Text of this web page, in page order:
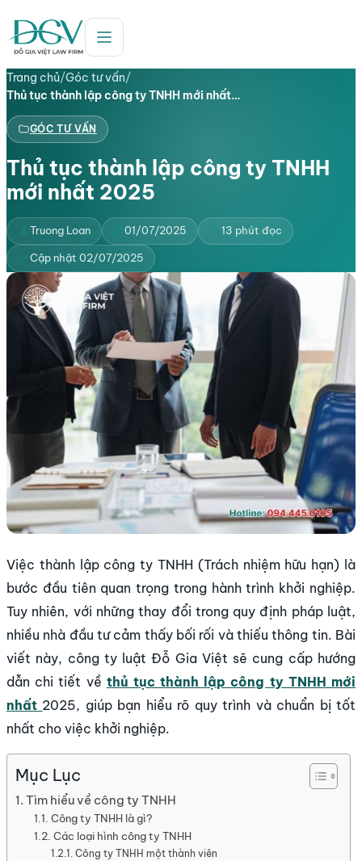
Trang chủ/Góc tư vấn/
Thủ tục thành lập công ty TNHH mới nhất…
GÓC TƯ VẤN
Thủ tục thành lập công ty TNHH
mới nhất 2025
Truong Loan 01/07/2025 13 phút đọc
Cập nhật 02/07/2025
Việc thành lập công ty TNHH (Trách nhiệm hữu hạn) là
bước đầu tiên quan trọng trong hành trình khởi nghiệp.
Tuy nhiên, với những thay đổi trong quy định pháp luật,
nhiều nhà đầu tư cảm thấy bối rối và thiếu thông tin. Bài
viết này, công ty luật Đỗ Gia Việt sẽ cung cấp hướng
dẫn chi tiết về thủ tục thành lập công ty TNHH mới
nhất 2025, giúp bạn hiểu rõ quy trình và chuẩn bị tốt
nhất cho việc khởi nghiệp.
Mục Lục
Tìm hiểu về công ty TNHH
Công ty TNHH là gì?
Các loại hình công ty TNHH
Công ty TNHH một thành viên